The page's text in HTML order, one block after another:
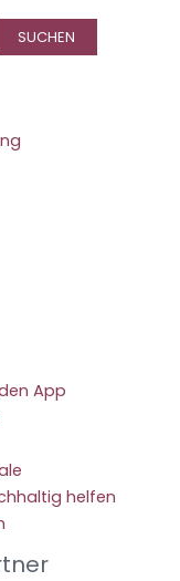
SUCHEN
App
helfen